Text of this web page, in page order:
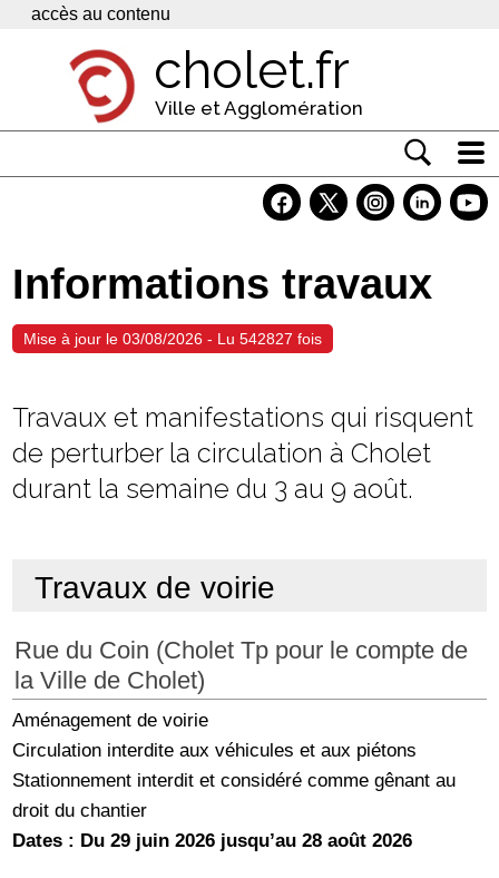
Panneau de gestion des cookies
accès au contenu
cholet.fr
Ville et Agglomération
Economie
Services
Informations travaux
Mise à jour le 03/08/2026 - Lu 542827 fois
Travaux et manifestations qui risquent
de perturber la circulation à Cholet
durant la semaine du 3 au 9 août.
Travaux de voirie
Rue du Coin (Cholet Tp pour le compte de
la Ville de Cholet)
Aménagement de voirie
Circulation interdite aux véhicules et aux piétons
Stationnement interdit et considéré comme gênant au
droit du chantier
Dates : Du 29 juin 2026 jusqu’au 28 août 2026